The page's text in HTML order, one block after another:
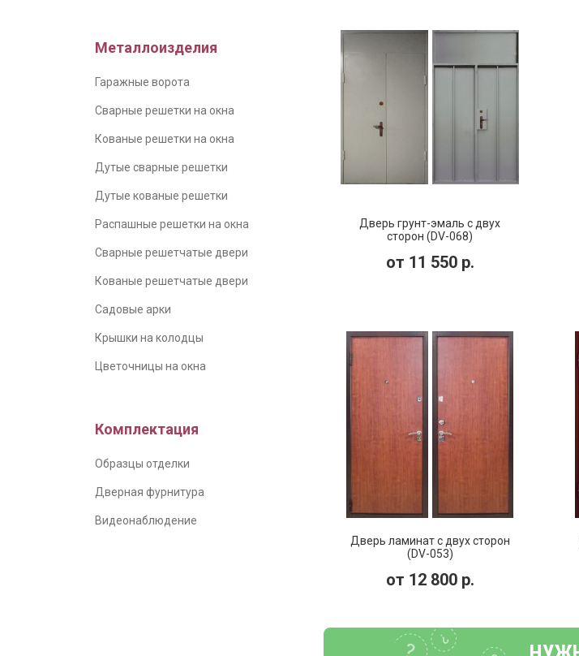
Металлоизделия
Гаражные ворота
Сварные решетки на окна
Кованые решетки на окна
Дутые сварные решетки
Дутые кованые решетки
Распашные решетки на окна
Сварные решетчатые двери
Кованые решетчатые двери
Садовые арки
Крышки на колодцы
Цветочницы на окна
Комплектация
Образцы отделки
Дверная фурнитура
Видеонаблюдение
Дверь грунт-эмаль с двух
сторон (DV-068)
от 11 550р.
Дверь ламинат с двух сторон
(DV-053)
от 12 800р.